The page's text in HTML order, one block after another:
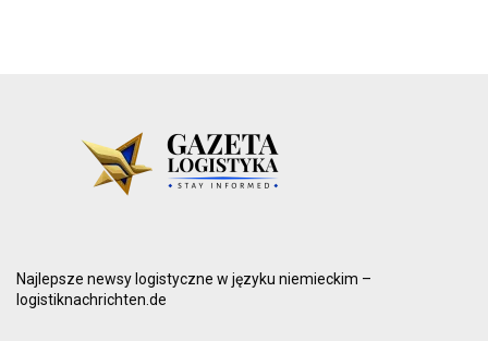
Najlepsze newsy logistyczne w języku niemieckim –
logistiknachrichten.de